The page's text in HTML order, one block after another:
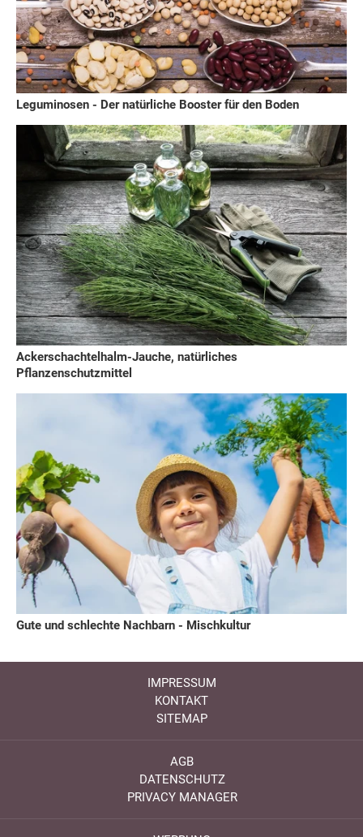
Leguminosen - Der natürliche Booster für den Boden
Ackerschachtelhalm-Jauche, natürliches
Pflanzenschutzmittel
Gute und schlechte Nachbarn - Mischkultur
IMPRESSUM
KONTAKT
SITEMAP
AGB
DATENSCHUTZ
PRIVACY MANAGER